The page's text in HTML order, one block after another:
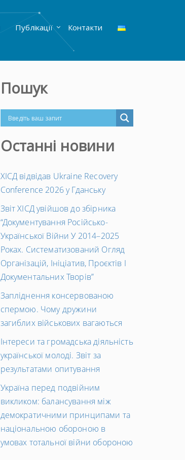
Публікації Контакти
Пошук
Останні новини
ХІСД відвідав Ukraine Recovery
Conference 2026 у Гданську
Звіт ХІСД увійшов до збірника
“Документування Російсько-
Української Війни У 2014–2025
Роках. Систематизований Огляд
Організацій, Ініціатив, Проєктів І
Документальних Творів”
Запліднення консервованою
спермою. Чому дружини
загиблих військових вагаються
Інтереси та громадська діяльність
української молоді. Звіт за
результатами опитування
Україна перед подвійним
викликом: балансування між
демократичними принципами та
національною обороною в
умовах тотальної війни обороною